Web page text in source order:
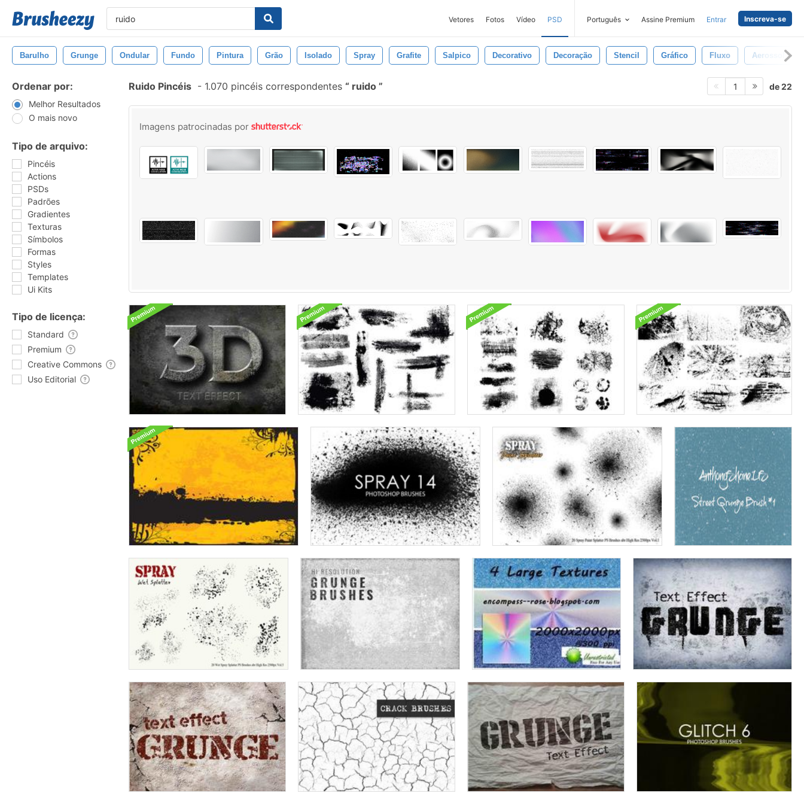
Vetores Fotos Vídeo PSD Português Assine Premium Entrar Inscreva-se
Barulho Grunge Ondular Fundo Pintura Grão Isolado Spray Grafite Salpico Decorativo Decoração Stencil Gráfico Fluxo Aerossol
Ordenar por:
Melhor Resultados
O mais novo
Tipo de arquivo:
Pincéis
Actions
PSDs
Padrões
Gradientes
Texturas
Símbolos
Formas
Styles
Templates
Ui Kits
Tipo de licença:
Standard
Premium
Creative Commons
Uso Editorial
Ruido Pincéis - 1.070 pincéis correspondentes ruido 1 de 22
Imagens patrocinadas por